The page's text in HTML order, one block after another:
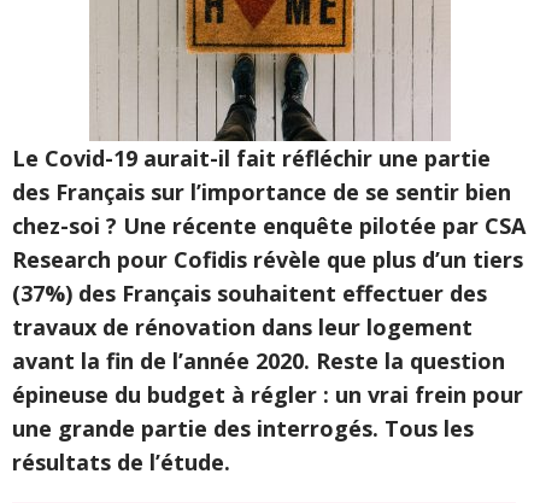
Le Covid-19 aurait-il fait réfléchir une partie
des Français sur l’importance de se sentir bien
chez-soi ? Une récente enquête pilotée par CSA
Research pour Cofidis révèle que plus d’un tiers
(37%) des Français souhaitent effectuer des
travaux de rénovation dans leur logement
avant la fin de l’année 2020. Reste la question
épineuse du budget à régler : un vrai frein pour
une grande partie des interrogés. Tous les
résultats de l’étude.